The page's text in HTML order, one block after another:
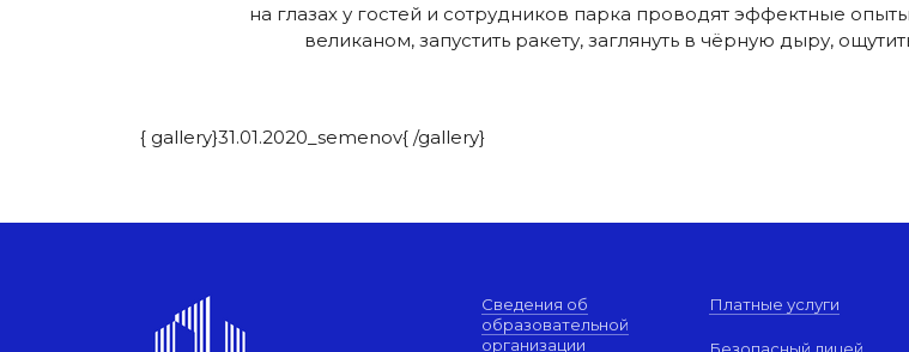
на глазах у гостей и сотрудников парка проводят эффектные
великаном, запустить ракету, заглянуть в чёрную дыру,
{ gallery}31.01.2020_semenov{ /gallery}
Сведения об
образовательной
организации
Платные услуги